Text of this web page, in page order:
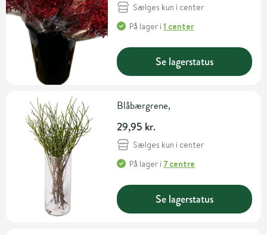
Sælges kun i center
På lager i1 center
Se lagerstatus
Blåbærgrene,
29,95 kr.
Sælges kun i center
På lager i 7 centre
Se lagerstatus